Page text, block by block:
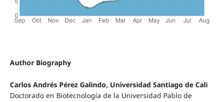
Author Biography
Carlos Andrés Pérez Galindo, Universidad Santiago de Cali
Doctorado en Biotecnología de la Universidad Pablo de